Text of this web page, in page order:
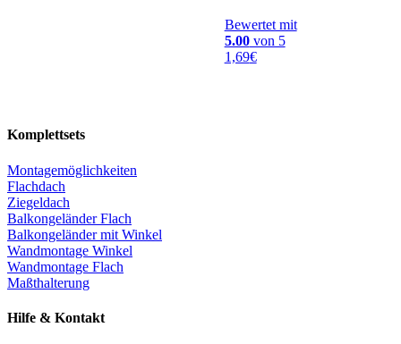
Bewertet mit
5.00von 5
1,69€
Komplettsets
Montagemöglichkeiten
Flachdach
Ziegeldach
Balkongeländer Flach
Balkongeländer mit Winkel
Wandmontage Winkel
Wandmontage Flach
Maßthalterung
Hilfe & Kontakt